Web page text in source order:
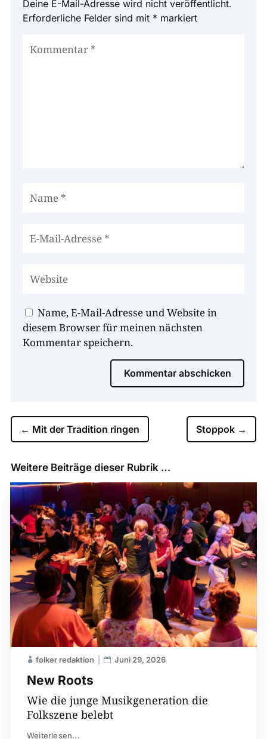
Deine E-Mail-Adresse wird nicht veröffentlicht.
Erforderliche Felder sind mit * markiert
Name, E-Mail-Adresse und Website in
diesem Browser für meinen nächsten
Kommentar speichern.
Kommentar abschicken
← Mit der Tradition ringen Stoppok →
Weitere Beiträge dieser Rubrik …
New Roots
folker redaktion Juni 29, 2026
Wie die junge Musikgeneration die
Folkszene belebt
Weiterlesen...